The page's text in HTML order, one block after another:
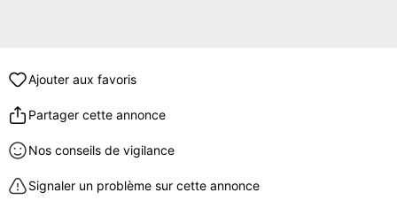
Ajouter aux favoris
Partager cette annonce
Nos conseils de vigilance
Signaler un problème sur cette annonce